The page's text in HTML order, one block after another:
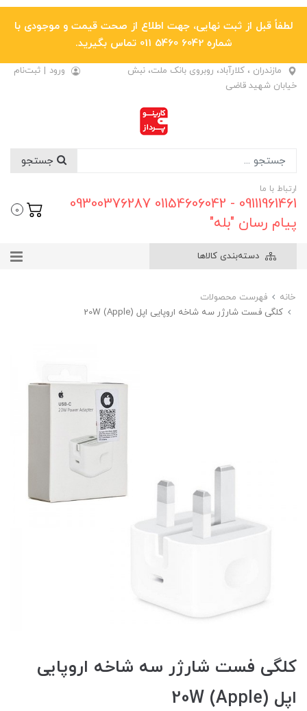
لطفاً قبل از ثبت نهایی، جهت اطلاع از صحت قیمت و موجودی با
شماره 6042 5460 011 تماس بگیرید.
مازندران ، کلارآباد، روبروی بانک ملت، نبش
خیابان شهید قاضی
ورود | ثبت‌نام
ارتباط با ما
09111961461 - 01154606042 09300376287
پیام رسان "بله"
0
دسته‌بندی کالاها
خانه
فهرست محصولات
کلگی فست شارژر سه شاخه اروپایی اپل (Apple) 20W
کلگی فست شارژر سه شاخه اروپایی
اپل (Apple) 20W